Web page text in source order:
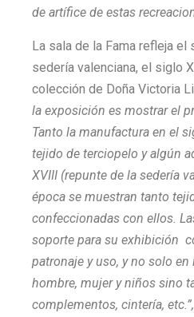
de artífice de estas
La sala de la Fama refleja el
sedería valenciana, el siglo
colección de Doña Victoria
la exposición es mostrar el
Tanto la manufactura en el
tejido de terciopelo y algún
XVIII (repunte de la sedería
época se muestran tanto
confeccionadas con ellos.
soporte para su exhibición
patronaje y uso, y no solo
hombre, mujer y niños sino
complementos, cintería, etc.”,